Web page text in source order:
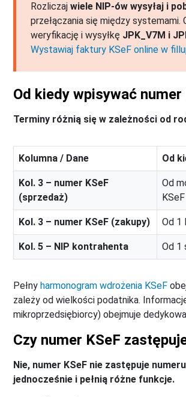
Rozliczaj wiele NIP-ów wysyłaj i
przełączania się między
weryfikację i wysyłkę JPK_V7M i
Wystawiaj faktury KSeF online w
Od kiedy wpisywać
Terminy różnią się w zależności od
Kolumna / Dane Od
Kol. 3 – numer KSeF
(sprzedaż)
Od
KSeF
Kol. 3 – numer KSeF (zakupy) Od 1
Kol. 5 – NIP kontrahenta Od 1
Pełny harmonogram wdrożenia KSeF
zależy od wielkości podatnika.
mikroprzedsiębiorcy) obejmuje
Czy numer KSeF
Nie, numer KSeF nie zastępuje
jednocześnie i pełnią różne funkcje.